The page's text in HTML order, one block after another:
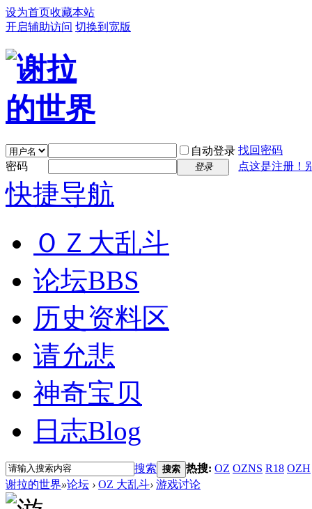
设为首页收藏本站
开启辅助访问 切换到宽版
自动登录 找回密码
密码
登录 点这是注册！
快捷导航
ＯＺ大乱斗
论坛BBS
历史资料区
请允悲
神奇宝贝
日志Blog
搜索 搜索 热搜: OZ OZNS R18 OZH
谢拉的世界»论坛 › OZ 大乱斗› 游戏讨论